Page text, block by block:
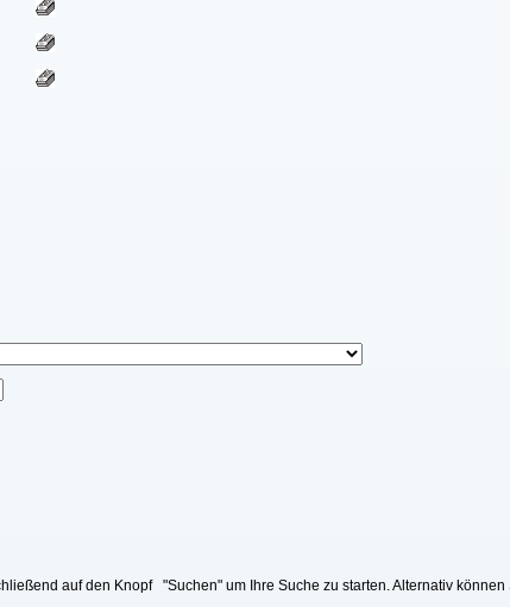
auf den Knopf "Suchen" um Ihre Suche zu starten. Alternativ können